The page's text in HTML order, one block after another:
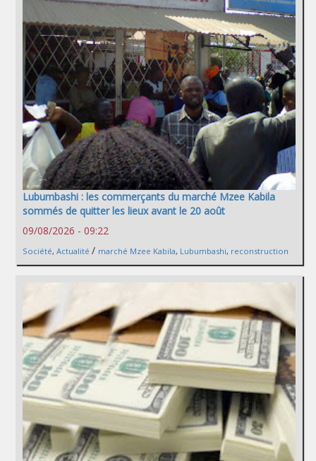
Lubumbashi : les commerçants du marché Mzee Kabila
sommés de quitter les lieux avant le 20 août
09/08/2026 - 09:22
Société, Actualité / marché Mzee Kabila, Lubumbashi, reconstruction